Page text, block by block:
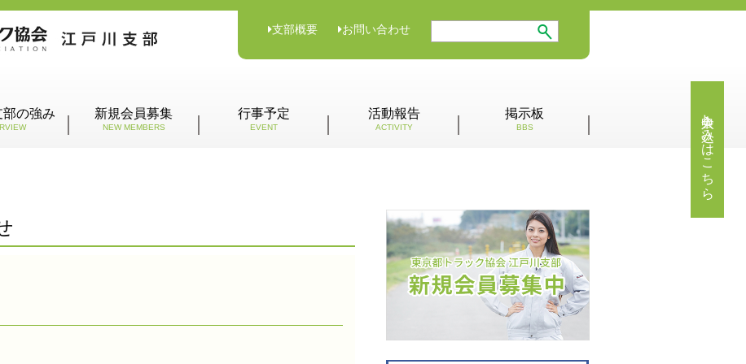
支部概要 お問い合わせ
の強み 新規会員募集
NEW MEMBERS
行事予定
EVENT
活動報告
ACTIVITY
掲示板
BBS 入会申し込みはこちら